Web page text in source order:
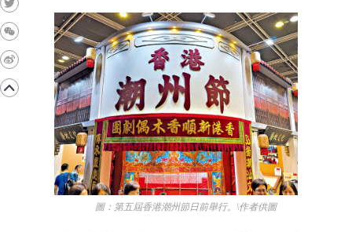
圖：第五屆香港潮州節日前舉行。\作者供圖